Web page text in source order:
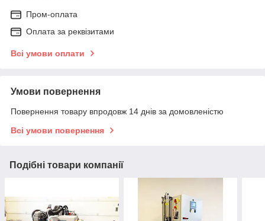
Пром-оплата
Оплата за реквізитами
Всі умови оплати
Умови повернення
Повернення товару впродовж 14 днів за домовленістю
Всі умови повернення
Подібні товари компанії